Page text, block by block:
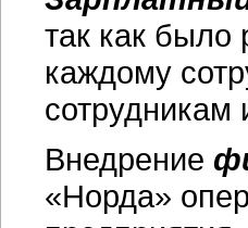
так как было
каждому
сотрудникам
Внедрение
«Норда»